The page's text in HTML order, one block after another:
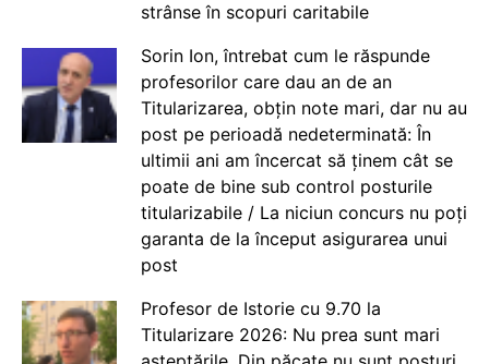
strânse în scopuri caritabile
Sorin Ion, întrebat cum le răspunde
profesorilor care dau an de an
Titularizarea, obțin note mari, dar nu au
post pe perioadă nedeterminată: În
ultimii ani am încercat să ținem cât se
poate de bine sub control posturile
titularizabile / La niciun concurs nu poți
garanta de la început asigurarea unui
post
Profesor de Istorie cu 9.70 la
Titularizare 2026: Nu prea sunt mari